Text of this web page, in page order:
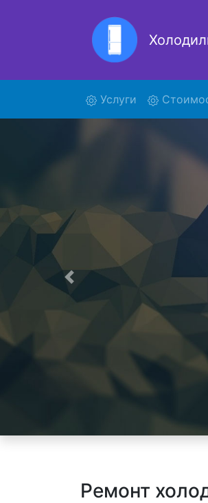
Услуги (current)
Предыдущая
Ремонт